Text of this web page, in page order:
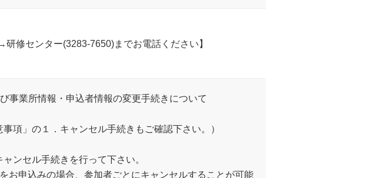
修センター(3283-7650)までお電話ください】
事業所情報・申込者情報の変更手続きについて
項」の１．キャンセル手続きもご確認下さい。）
ンセル手続きを行って下さい。
お申込みの場合、参加者ごとにキャンセルすることが可能